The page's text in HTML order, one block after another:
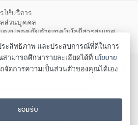
ห้บริการ
ส่วนบุคคล
งปลอดภัยด้วยเทคโนโลยีสารสนเทศ
รรมการป้องกันและปราบปรามยา
0901-19 โทรสาร 02-245-9350 Contact
,webmaster@oncb.go.th
ะสิทธิภาพ และประสบการณ์ที่ดีในการ
ามารถศึกษารายละเอียดได้ที่ นโยบาย
จัดการความเป็นส่วนตัวของคุณได้เอง
ยอมรับ